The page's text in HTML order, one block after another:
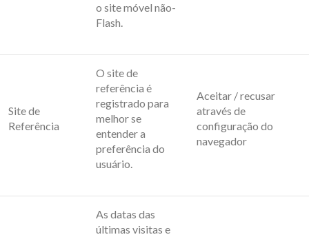
o site móvel não-
Flash.
Site de
Referência
O site de
referência é
registrado para
melhor se
entender a
preferência do
usuário.
Aceitar / recusar
através de
configuração do
navegador
As datas das
últimas visitas e